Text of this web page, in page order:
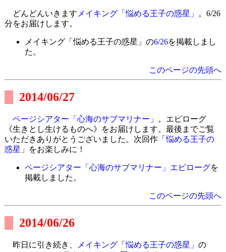
どんどんいきます メイキング「悩める王子の惑星」
。6/26
分をお届けします。
メイキング「悩める王子の惑星」の6/26を掲載しまし
た。
このページの先頭へ
2014/06/27
ページシアター「心海のサブマリナー」
。エピローグ
《生きとし生けるものへ》をお届けします。最後までご覧
いただきありがとうございました。次回作「悩める王子の
惑星 」をお楽しみに！
ページシアター「心海のサブマリナー」エピローグを
掲載しました。
このページの先頭へ
2014/06/26
昨日に引き続き、 メイキング「悩める王子の惑星」 の